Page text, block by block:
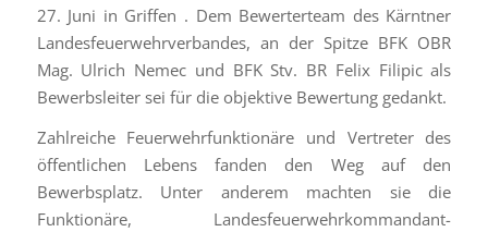
27. Juni in Griffen . Dem Bewerterteam des Kärntner
Landesfeuerwehrverbandes, an der Spitze BFK OBR
Mag. Ulrich Nemec und BFK Stv. BR Felix Filipic als
Bewerbsleiter sei für die objektive Bewertung gedankt.
Zahlreiche Feuerwehrfunktionäre und Vertreter des
öffentlichen Lebens fanden den Weg auf den
Bewerbsplatz. Unter anderem machten sie die
Funktionäre, Landesfeuerwehrkommandant-